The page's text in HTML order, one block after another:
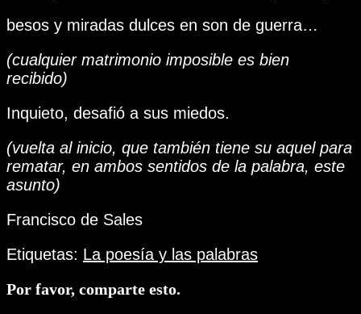
besos y miradas dulces en son de guerra…
(cualquier matrimonio imposible es bien
recibido)
Inquieto, desafió a sus miedos.
(vuelta al inicio, que también tiene su aquel para
rematar, en ambos sentidos de la palabra, este
asunto)
Francisco de Sales
Etiquetas: La poesía y las palabras
Por favor, comparte esto.